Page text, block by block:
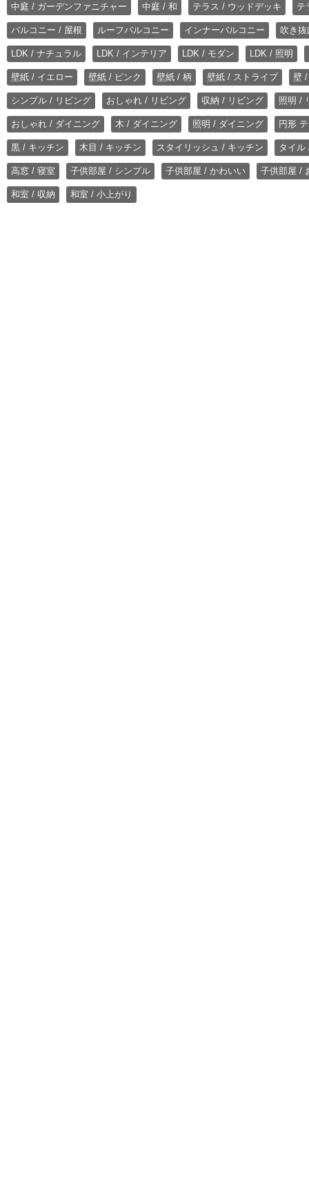
中庭 / ガーデンファニチャー 中庭 / 和 テラス / ウッドデッキ テ
バルコニー / 屋根 ルーフバルコニー インナーバルコニー 吹き
LDK / ナチュラル LDK / インテリア LDK / モダン LDK / 照明
壁紙 / イエロー 壁紙 / ピンク 壁紙 / 柄 壁紙 / ストライプ 壁
シンプル / リビング おしゃれ / リビング 収納 / リビング 照明 /
おしゃれ / ダイニング 木 / ダイニング 照明 / ダイニング 円形
黒 / キッチン 木目 / キッチン スタイリッシュ / キッチン タイル
高窓 / 寝室 子供部屋 / シンプル 子供部屋 / かわいい 子供部屋 /
和室 / 収納 和室 / 小上がり